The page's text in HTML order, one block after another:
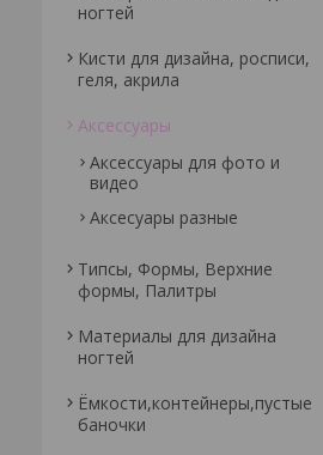
ногтей
Кисти для дизайна, росписи,
геля, акрила
Аксессуары
Аксессуары для фото и
видео
Аксесуары разные
Типсы, Формы, Верхние
формы, Палитры
Материалы для дизайна
ногтей
Ёмкости,контейнеры,пустые
баночки